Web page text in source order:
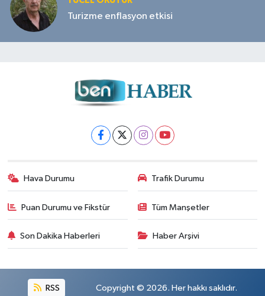
Turizme enflasyon etkisi
Hava Durumu Trafik Durumu
Puan Durumu ve Fikstür Tüm Manşetler
Son Dakika Haberleri Haber Arşivi
RSS Copyright © 2026. Her hakkı saklıdır.